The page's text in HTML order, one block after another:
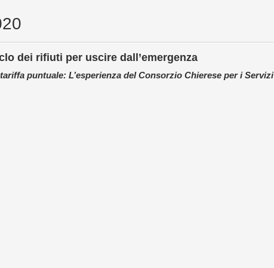
dei rifiuti per uscire dall’emergenza
puntuale: L’esperienza del Consorzio Chierese per i Servizi